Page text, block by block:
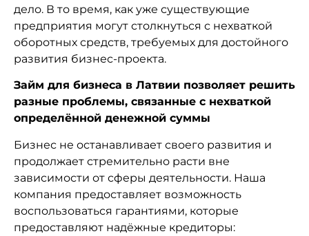
дело. В то время, как уже существующие
предприятия могут столкнуться с нехваткой
оборотных средств, требуемых для достойного
развития бизнес-проекта.
Займ для бизнеса в Латвии позволяет решить
разные проблемы, связанные с нехваткой
определённой денежной суммы
Бизнес не останавливает своего развития и
продолжает стремительно расти вне
зависимости от сферы деятельности. Наша
компания предоставляет возможность
воспользоваться гарантиями, которые
предоставляют надёжные кредиторы: